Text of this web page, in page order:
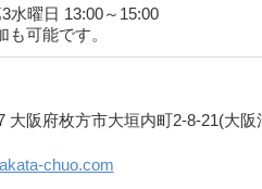
水曜日 13:00～15:00
可能です。
大阪府枚方市大垣内町2-8-21(大阪
chuo.com